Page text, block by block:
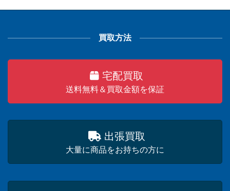
買取方法
宅配買取
送料無料＆買取金額を保証
出張買取
大量に商品をお持ちの方に